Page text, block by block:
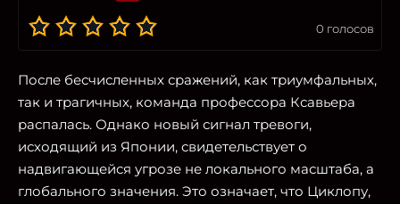
0 голосов
После бесчисленных сражений, как триумфальных,
так и трагичных, команда профессора Ксавьера
распалась. Однако новый сигнал тревоги,
исходящий из Японии, свидетельствует о
надвигающейся угрозе не локального масштаба, а
глобального значения. Это означает, что Циклопу,